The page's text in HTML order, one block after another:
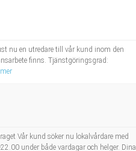
nu en utredare till vår kund inom den
finns. Tjänstgöringsgrad:
Vår kund söker nu lokalvårdare med
under både vardagar och helger. Dina